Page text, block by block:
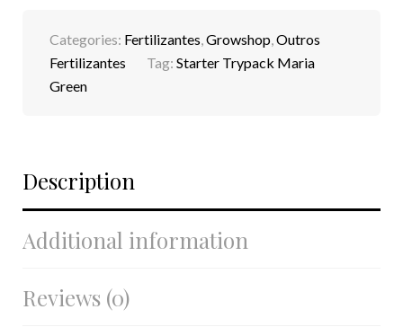
Categories: Fertilizantes Growshop Outros
Fertilizantes
Tag: Starter Trypack Maria
Green
Description
Additional information
Reviews (0)